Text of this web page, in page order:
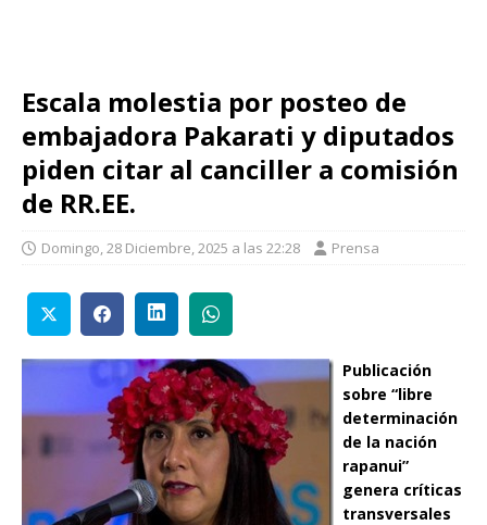
Escala molestia por posteo de
embajadora Pakarati y diputados
piden citar al canciller a comisión
de RR.EE.
Domingo, 28 Diciembre, 2025 a las 22:28 Prensa
Publicación
sobre “libre
determinación
de la nación
rapanui”
genera críticas
transversales